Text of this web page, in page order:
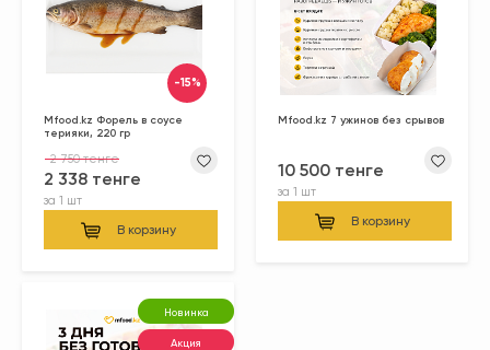
-15%
Mfood.kz Форель в соусе
терияки, 220 гр
2 338 тенге
за 1 шт
2 750 тенге
В корзину
Новинка
Акция
Mfood.kz 7 ужинов без срывов
10 500 тенге
за 1 шт
В корзину